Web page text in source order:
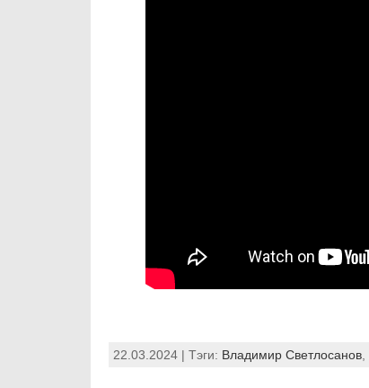
22.03.2024 | Тэги: Владимир Светлосанов,